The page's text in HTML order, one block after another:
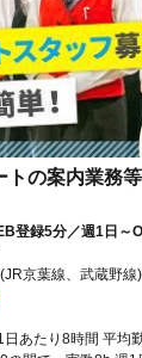
の案内業務
登録5分／週1日
京葉線、武蔵野線
あたり8時間 平均